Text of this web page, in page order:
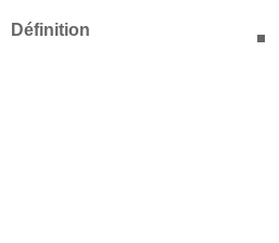
Définition